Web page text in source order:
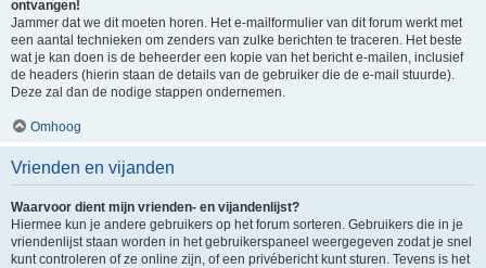
ontvangen!
Jammer dat we dit moeten horen. Het e-mailformulier van dit forum werkt met
een aantal technieken om zenders van zulke berichten te traceren. Het beste
wat je kan doen is de beheerder een kopie van het bericht e-mailen, inclusief
de headers (hierin staan de details van de gebruiker die de e-mail stuurde).
Deze zal dan de nodige stappen ondernemen.
Omhoog
Vrienden en vijanden
Waarvoor dient mijn vrienden- en vijandenlijst?
Hiermee kun je andere gebruikers op het forum sorteren. Gebruikers die in je
vriendenlijst staan worden in het gebruikerspaneel weergegeven zodat je snel
kunt controleren of ze online zijn, of een privébericht kunt sturen. Tevens is het